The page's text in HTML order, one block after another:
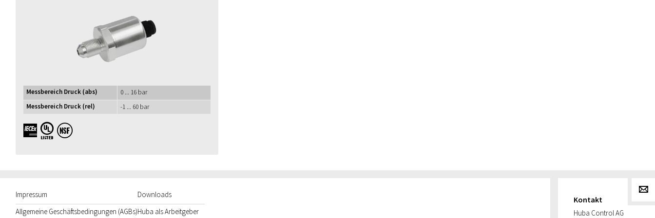
Messbereich Druck (abs)
0 ... 16 bar
Messbereich Druck (rel)
-1 ... 60 bar
IECEx UL NSF
Impressum
Allgemeine Geschäftsbedingungen (AGBs)
Downloads
Huba als Arbeitgeber
Kontakt
Huba Control AG
g